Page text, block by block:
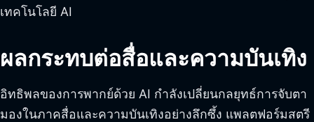
เทคโนโลยี AI
ผลกระทบต่อสื่อและความบันเทิง
อิทธิพลของการพากย์ด้วย AI กำลังเปลี่ยนกลยุทธ์การจับตา
มองในภาคสื่อและความบันเทิงอย่างลึกซึ้ง แพลตฟอร์มสตรี